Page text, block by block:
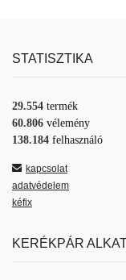
STATISZTIKA
29.554 termék
60.806 vélemény
138.184 felhasználó
kapcsolat
adatvédelem
kéfix
KERÉKPÁR